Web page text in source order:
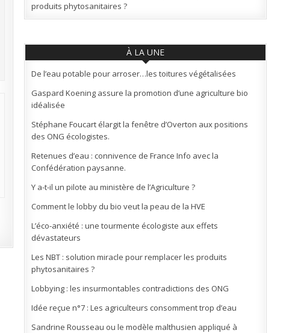
produits phytosanitaires ?
À LA UNE
De l’eau potable pour arroser…les toitures végétalisées
Gaspard Koening assure la promotion d’une agriculture bio
idéalisée
Stéphane Foucart élargit la fenêtre d’Overton aux positions
des ONG écologistes.
Retenues d’eau : connivence de France Info avec la
Confédération paysanne.
Y a-t-il un pilote au ministère de l’Agriculture ?
Comment le lobby du bio veut la peau de la HVE
L’éco-anxiété : une tourmente écologiste aux effets
dévastateurs
Les NBT : solution miracle pour remplacer les produits
phytosanitaires ?
Lobbying : les insurmontables contradictions des ONG
Idée reçue n°7 : Les agriculteurs consomment trop d’eau
Sandrine Rousseau ou le modèle malthusien appliqué à